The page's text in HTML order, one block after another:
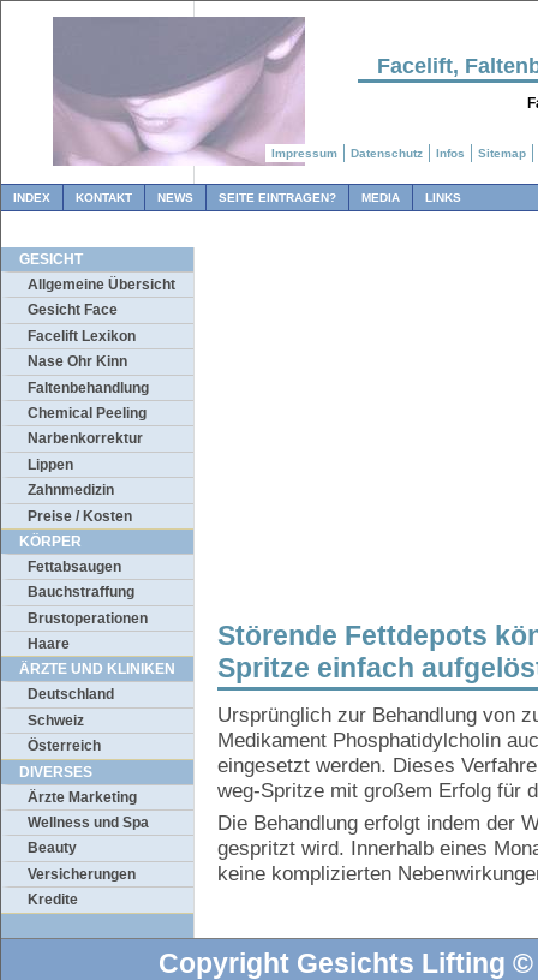
Facelift,
INDEX KONTAKT NEWS SEITE EINTRAGEN? MEDIA LINKS
GESICHT
Allgemeine Übersicht
Gesicht Face
Facelift Lexikon
Nase Ohr Kinn
Faltenbehandlung
Chemical Peeling
Narbenkorrektur
Lippen
Zahnmedizin
Preise / Kosten
KÖRPER
Fettabsaugen
Bauchstraffung
Brustoperationen
Haare
ÄRZTE UND KLINIKEN
Deutschland
Schweiz
Österreich
DIVERSES
Ärzte Marketing
Wellness und Spa
Beauty
Versicherungen
Kredite
Störende Fettdepots
Spritze einfach
Ursprünglich zur Behandlung von
Medikament Phosphatidylcholin
eingesetzt werden. Dieses
weg-Spritze mit großem Erfolg für
Die Behandlung erfolgt indem der
gespritzt wird. Innerhalb eines
keine komplizierten
Copyright Gesichts Lifting ©
Impressum Datenschutz Infos Sitemap